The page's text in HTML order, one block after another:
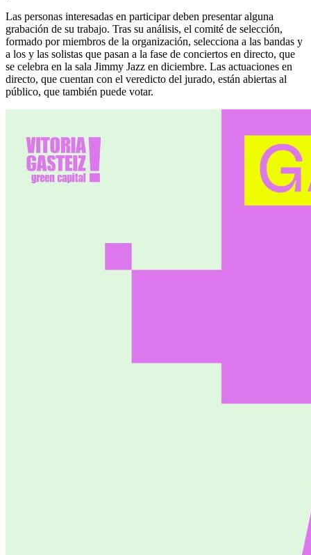
Las personas interesadas en participar deben presentar alguna
grabación de su trabajo. Tras su análisis, el comité de selección,
formado por miembros de la organización, selecciona a las bandas y
a los y las solistas que pasan a la fase de conciertos en directo, que
se celebra en la sala Jimmy Jazz en diciembre. Las actuaciones en
directo, que cuentan con el veredicto del jurado, están abiertas al
público, que también puede votar.